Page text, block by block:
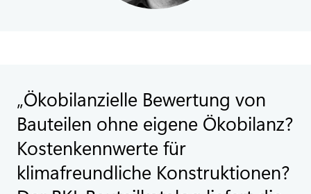
Ökobilanzielle Bewertung von
Bauteilen ohne eigene Ökobilanz?
Kostenkennwerte für
klimafreundliche Konstruktionen?